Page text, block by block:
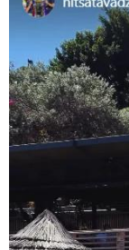
11:08 / 06-08-2026
"დააკავეს
ფოტოები
იერსახე და